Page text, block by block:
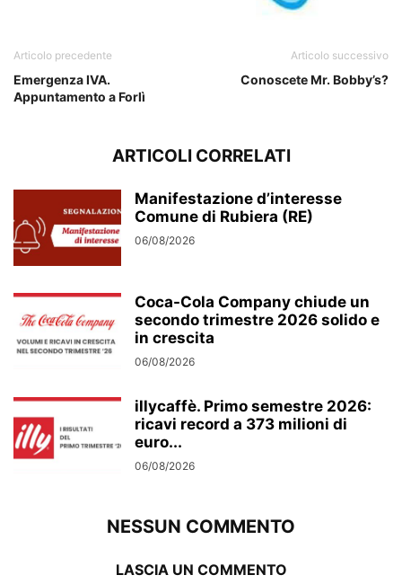
Articolo precedente
Emergenza IVA.
Appuntamento a Forlì
Articolo successivo
Conoscete Mr. Bobby’s?
ARTICOLI CORRELATI
Manifestazione d’interesse
Comune di Rubiera (RE)
06/08/2026
Coca-Cola Company chiude un
secondo trimestre 2026 solido e
in crescita
06/08/2026
illycaffè. Primo semestre 2026:
ricavi record a 373 milioni di
euro...
06/08/2026
NESSUN COMMENTO
LASCIA UN COMMENTO